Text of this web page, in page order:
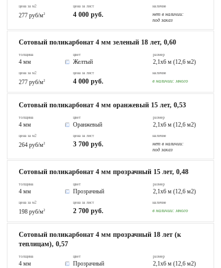
цена за м2
277 руб/м2
цена за лист
4 000 руб.
наличие
нет в наличии:
под заказ
Сотовый поликарбонат 4 мм зеленый 18 лет, 0,60
толщина
4 мм
цвет
Желтый
размер
2,1х6 м (12,6 м2)
цена за м2
277 руб/м2
цена за лист
4 000 руб.
наличие
в наличии: много
Сотовый поликарбонат 4 мм оранжевый 15 лет, 0,53
толщина
4 мм
цвет
Оранжевый
размер
2,1х6 м (12,6 м2)
цена за м2
264 руб/м2
цена за лист
3 700 руб.
наличие
нет в наличии:
под заказ
Сотовый поликарбонат 4 мм прозрачный 15 лет, 0,48
толщина
4 мм
цвет
Прозрачный
размер
2,1х6 м (12,6 м2)
цена за м2
198 руб/м2
цена за лист
2 700 руб.
наличие
в наличии: много
Сотовый поликарбонат 4 мм прозрачный 18 лет (к
теплицам), 0,57
толщина
4 мм
цвет
Прозрачный
размер
2,1х6 м (12,6 м2)